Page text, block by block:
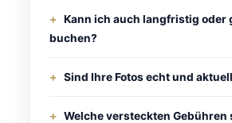
Kann ich auch langfristig oder
buchen?
Sind Ihre Fotos echt und
Welche versteckten Gebühren